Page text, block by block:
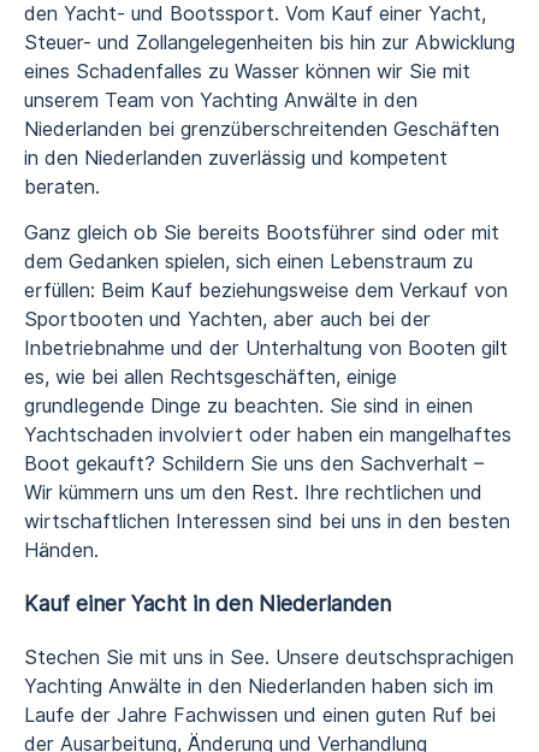
den Yacht- und Bootssport. Vom Kauf einer Yacht,
Steuer- und Zollangelegenheiten bis hin zur Abwicklung
eines Schadenfalles zu Wasser können wir Sie mit
unserem Team von Yachting Anwälte in den
Niederlanden bei grenzüberschreitenden Geschäften
in den Niederlanden zuverlässig und kompetent
beraten.
Ganz gleich ob Sie bereits Bootsführer sind oder mit
dem Gedanken spielen, sich einen Lebenstraum zu
erfüllen: Beim Kauf beziehungsweise dem Verkauf von
Sportbooten und Yachten, aber auch bei der
Inbetriebnahme und der Unterhaltung von Booten gilt
es, wie bei allen Rechtsgeschäften, einige
grundlegende Dinge zu beachten. Sie sind in einen
Yachtschaden involviert oder haben ein mangelhaftes
Boot gekauft? Schildern Sie uns den Sachverhalt –
Wir kümmern uns um den Rest. Ihre rechtlichen und
wirtschaftlichen Interessen sind bei uns in den besten
Händen.
Kauf einer Yacht in den Niederlanden
Stechen Sie mit uns in See. Unsere deutschsprachigen
Yachting Anwälte in den Niederlanden haben sich im
Laufe der Jahre Fachwissen und einen guten Ruf bei
der Ausarbeitung, Änderung und Verhandlung